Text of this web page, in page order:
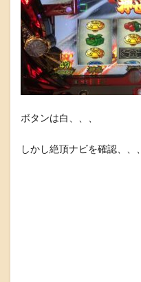
ボタンは白、、、
しかし絶頂ナビを確認、、、